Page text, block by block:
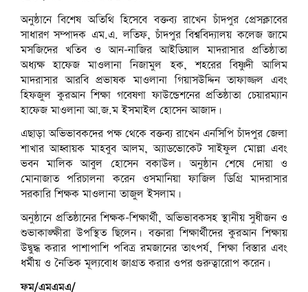
অনুষ্ঠানে বিশেষ অতিথি হিসেবে বক্তব্য রাখেন চাঁদপুর প্রেসক্লাবের
সাধারণ সম্পাদক এম.এ. লতিফ, চাঁদপুর বিশ্ববিদ্যালয় কলেজ জামে
মসজিদের খতিব ও আন-নাজির আইডিয়াল মাদরাসার প্রতিষ্ঠাতা
অধ্যক্ষ হাফেজ মাওলানা নিজামুল হক, শহরের বিষ্ণুদী আলিম
মাদরাসার আরবি প্রভাষক মাওলানা গিয়াসউদ্দিন তাফাজ্জল এবং
হিফজুল কুরআন শিক্ষা গবেষণা ফাউন্ডেশনের প্রতিষ্ঠাতা চেয়ারম্যান
হাফেজ মাওলানা আ.জ.ম ইসমাইল হোসেন আজাদ।
এছাড়া অভিভাবকদের পক্ষ থেকে বক্তব্য রাখেন এনসিপি চাঁদপুর জেলা
শাখার আহ্বায়ক মাহবুব আলম, অ্যাডভোকেট সাইফুল মোল্লা এবং
ভবন মালিক আবুল হোসেন বকাউল। অনুষ্ঠান শেষে দোয়া ও
মোনাজাত পরিচালনা করেন ওসমানিয়া ফাজিল ডিগ্রি মাদরাসার
সরকারি শিক্ষক মাওলানা তাজুল ইসলাম।
অনুষ্ঠানে প্রতিষ্ঠানের শিক্ষক-শিক্ষার্থী, অভিভাবকসহ স্থানীয় সুধীজন ও
শুভাকাঙ্ক্ষীরা উপস্থিত ছিলেন। বক্তারা শিক্ষার্থীদের কুরআন শিক্ষায়
উদ্বুদ্ধ করার পাশাপাশি পবিত্র রমজানের তাৎপর্য, শিক্ষা বিস্তার এবং
ধর্মীয় ও নৈতিক মূল্যবোধ জাগ্রত করার ওপর গুরুত্বারোপ করেন।
ফম/এমএমএ/